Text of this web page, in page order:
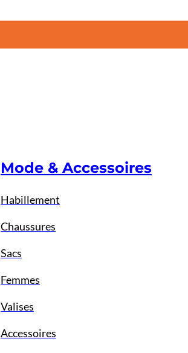
Mode & Accessoires
Habillement
Chaussures
Sacs
Femmes
Valises
Accessoires